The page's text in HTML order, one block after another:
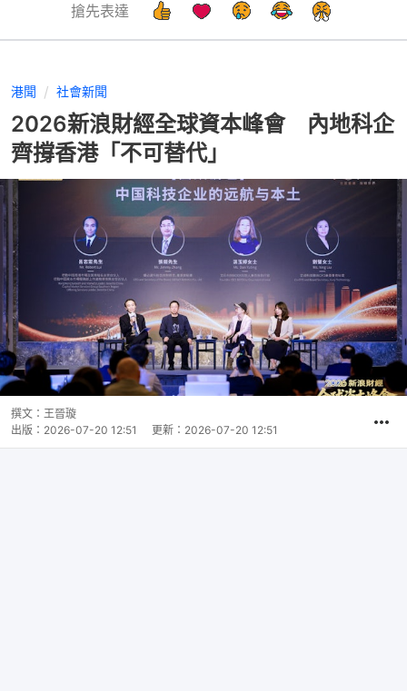
搶先表達
港聞 社會新聞
2026新浪財經全球資本峰會 內地科企
齊撐香港「不可替代」
撰文： 王晉璇
出版： 2026-07-20 12:51 更新： 2026-07-20 12:51